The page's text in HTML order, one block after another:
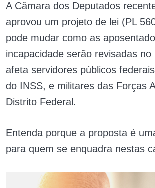
A Câmara dos Deputados
aprovou um projeto de lei (PL
pode mudar como as
incapacidade serão revisadas
afeta servidores públicos
do INSS, e militares das Forças
Distrito Federal.
Entenda porque a proposta é
para quem se enquadra nestas